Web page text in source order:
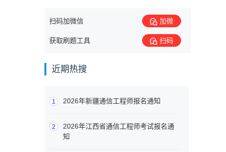
扫码加微信 加微
获取刷题工具 扫码
近期热搜
1 2026年新疆通信工程师报名通知
2
2026年江西省通信工程师考试报名通
知